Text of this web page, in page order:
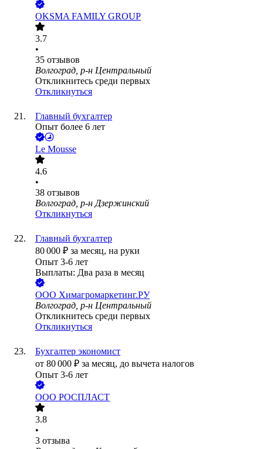
OKSMA FAMILY GROUP
3.7
•
35 отзывов
Волгоград, р-н Центральный
Откликнитесь среди первых
Откликнуться
Главный бухгалтер
Опыт более 6 лет
Le Mousse
4.6
•
38 отзывов
Волгоград, р-н Дзержинский
Откликнуться
Главный бухгалтер
80 000 ₽ за месяц, на руки
Опыт 3-6 лет
Выплаты: Два раза в месяц
ООО Химагромаркетинг.РУ
Волгоград, р-н Центральный
Откликнитесь среди первых
Откликнуться
Бухгалтер экономист
от 80 000 ₽ за месяц, до вычета налогов
Опыт 3-6 лет
ООО РОСПЛАСТ
3.8
•
3 отзыва